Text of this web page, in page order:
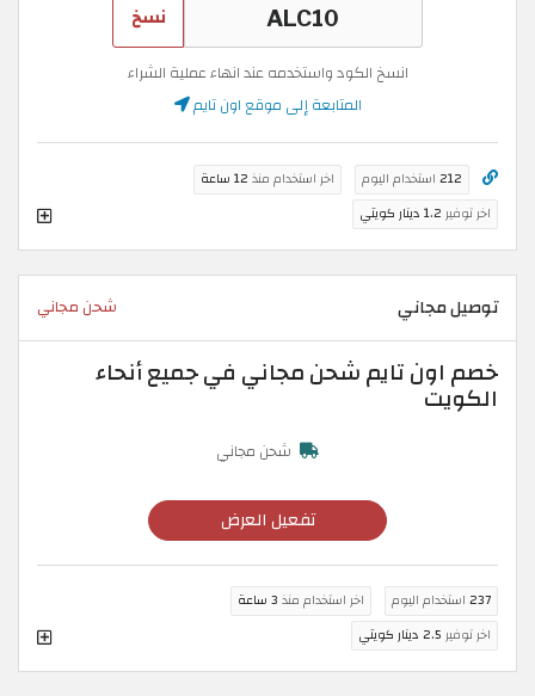
نسخ
انسخ الكود واستخدمه عند انهاء عملية الشراء
المتابعة إلى موقع اون تايم
212 استخدام اليوم اخر استخدام منذ 12 ساعة
اخر توفير 1.2 دينار كويتي
توصيل مجاني شحن مجاني
خصم اون تايم شحن مجاني في جميع أنحاء
الكويت
شحن مجاني
تفعيل العرض
237 استخدام اليوم اخر استخدام منذ 3 ساعة
اخر توفير 2.5 دينار كويتي